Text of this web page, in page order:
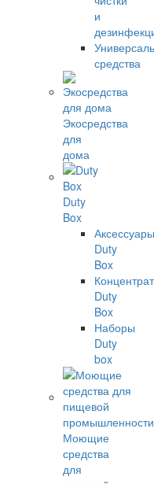
и
средства
Экосредства
для
дома
Duty
Box
Аксессуары
Duty
Box
Duty
Box
Наборы
Duty
box
Моющие
средства
для